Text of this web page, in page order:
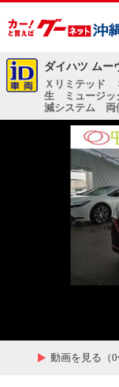
ダイハツ ムー
Ｘリミテッド
生 ミュージッ
減システム 両
動画を見る（0